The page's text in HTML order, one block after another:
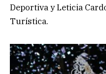
Deportiva y Leticia
Turística.